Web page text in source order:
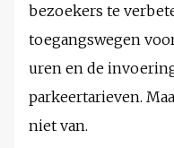
bezoekers te
toegangswegen
uren en de
parkeertarieven.
niet van.